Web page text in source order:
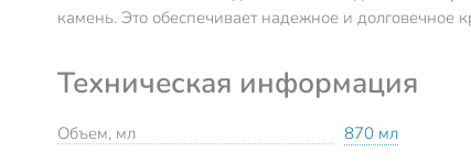
камень. Это обеспечивает надежное и долговечное
Техническая информация
Объем, мл
870 мл